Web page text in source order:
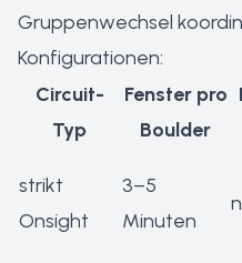
Gruppenwechsel
Konfigurationen:
Circuit-
Typ
Fenster pro
Boulder
strikt
Onsight
3–5
Minuten